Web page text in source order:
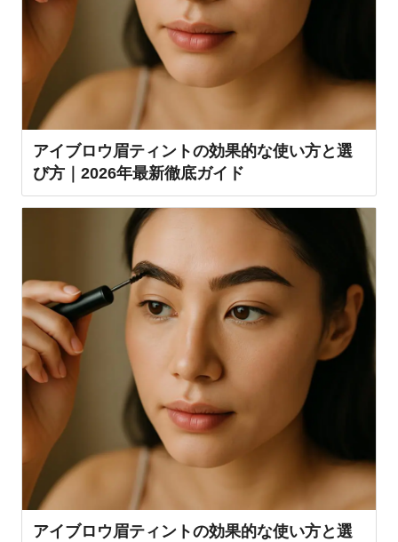
アイブロウ眉ティントの効果的な使い方と選
び方｜2026年最新徹底ガイド
アイブロウ眉ティントの効果的な使い方と選